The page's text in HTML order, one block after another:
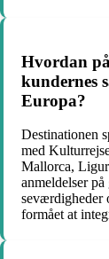
Hvordan
kundernes
Europa?
Destinationen
med
Mallorca,
anmeldelser
seværdigheder
formået at